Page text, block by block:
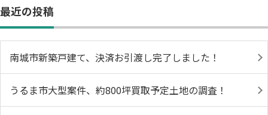
最近の投稿
南城市新築戸建て、決済お引渡し完了しました！
うるま市大型案件、約800坪買取予定土地の調査！